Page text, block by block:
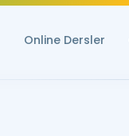
Online Dersler